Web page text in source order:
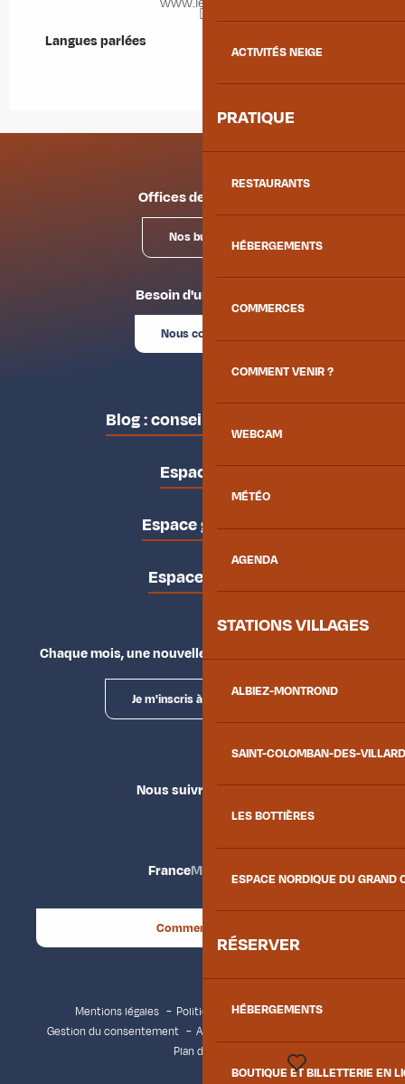
ACTIVITÉS NEIGE
PRATIQUE
RESTAURANTS
HÉBERGEMENTS
COMMERCES
COMMENT VENIR ?
WEBCAM
MÉTÉO
AGENDA
STATIONS VILLAGES
ALBIEZ-MONTROND
SAINT-COLOMBAN-DES-
LES BOTTIÈRES
ESPACE NORDIQUE DU GRAND
RÉSERVER
HÉBERGEMENTS
BOUTIQUE ET BILLETTERIE EN
Langues parlées
Langues parlées
Offices de tourisme
Nos bureaux
Besoin d'un conseil ?
Nous contacter
Blog : conseils des locaux
Espace pro
Espace groupes
Espace presse
Chaque mois, une nouvelle façon d'explorer la vallée.
Je m'inscris à la newsletter
Nous suivre
FranceMaurienne
Comment venir ?
Mentions légales
Politique de confidentialité
Gestion du consentement
Accessibilité : non conforme
Plan du site